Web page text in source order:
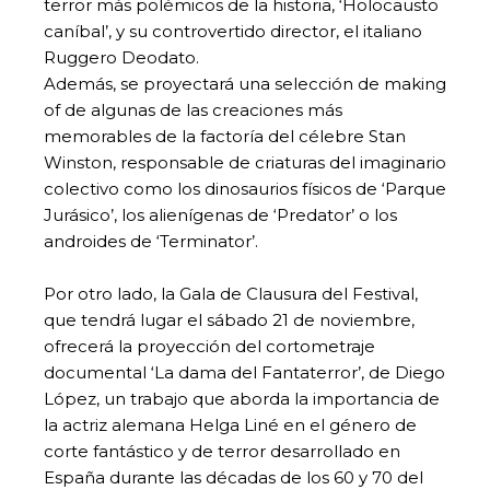
terror más polémicos de la historia, ‘Holocausto
caníbal’, y su controvertido director, el italiano
Ruggero Deodato.
Además, se proyectará una selección de making
of de algunas de las creaciones más
memorables de la factoría del célebre Stan
Winston, responsable de criaturas del imaginario
colectivo como los dinosaurios físicos de ‘Parque
Jurásico’, los alienígenas de ‘Predator’ o los
androides de ‘Terminator’.
Por otro lado, la Gala de Clausura del Festival,
que tendrá lugar el sábado 21 de noviembre,
ofrecerá la proyección del cortometraje
documental ‘La dama del Fantaterror’, de Diego
López, un trabajo que aborda la importancia de
la actriz alemana Helga Liné en el género de
corte fantástico y de terror desarrollado en
España durante las décadas de los 60 y 70 del